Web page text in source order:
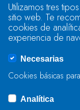
Se produjo
"text".
Se produjo
Utilizamos tres
sitio web. Te
cookies de
experiencia de
Necesarias
Cookies básicas
Analítica